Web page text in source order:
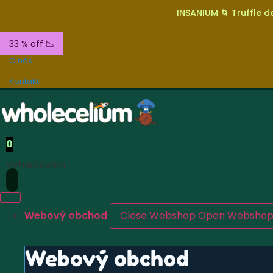
INSANIUM 🌀 Truffle
33 % off 📉
O nás
Kontakt
0
Vyhledávání
Webový obchod Close Webshop Open Webshop
Webový obchod